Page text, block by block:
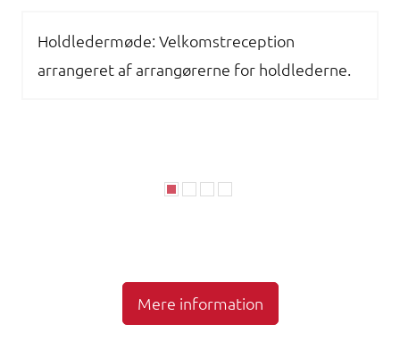
Holdledermøde: Velkomstreception
arrangeret af arrangørerne for holdlederne.
Mere information